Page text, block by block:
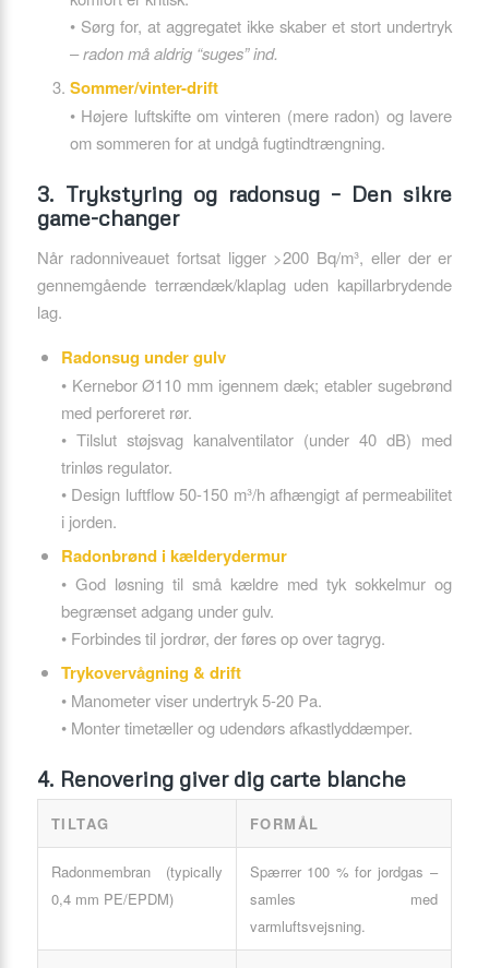
• Sørg for, at aggregatet ikke skaber et stort undertryk
–radon må aldrig “suges” ind.
Sommer/vinter-drift
• Højere luftskifte om vinteren (mere radon) og lavere
om sommeren for at undgå fugtindtrængning.
3. Trykstyring og radonsug – Den sikre
game-changer
Når radonniveauet fortsat ligger >200 Bq/m³, eller der er
gennemgående terrændæk/klaplag uden kapillarbrydende
lag.
Radonsug under gulv
• Kernebor Ø110 mm igennem dæk; etabler sugebrønd
med perforeret rør.
• Tilslut støjsvag kanalventilator (under 40 dB) med
trinløs regulator.
• Design luftflow 50-150 m³/h afhængigt af permeabilitet
i jorden.
Radonbrønd i kælderydermur
• God løsning til små kældre med tyk sokkelmur og
begrænset adgang under gulv.
• Forbindes til jordrør, der føres op over tagryg.
Trykovervågning & drift
• Manometer viser undertryk 5-20 Pa.
• Monter timetæller og udendørs afkastlyddæmper.
4. Renovering giver dig carte blanche
TILTAG FORMÅL
Radonmembran (typically
0,4 mm PE/EPDM)
Spærrer 100 % for jordgas –
samles med
varmluftsvejsning.